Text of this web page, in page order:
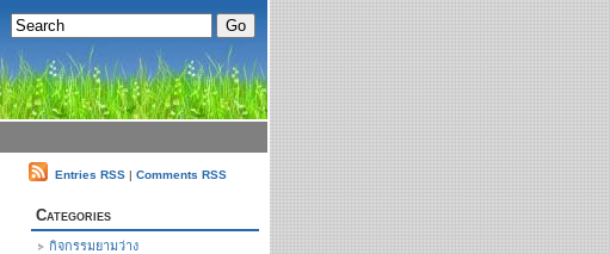
Entries RSS | Comments RSS
Categories
กิจกรรมยามว่าง